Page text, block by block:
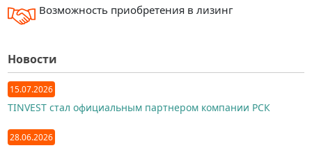
Возможность приобретения в лизинг
Новости
15.07.2026
TINVEST стал официальным партнером компании РСК
28.06.2026